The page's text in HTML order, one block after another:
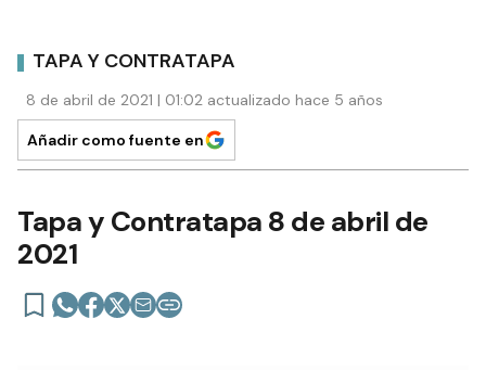
TAPA Y CONTRATAPA
8 de abril de 2021 | 01:02 actualizado hace 5 años
Añadir como fuente en
Tapa y Contratapa 8 de abril de
2021